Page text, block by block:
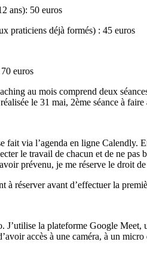
ans): 50 euros
praticiens déjà formés) : 45 euros
euros
au mois comprend deux
le 31 mai, 2ème séance à
fait via l’agenda en ligne
le travail de chacun et de ne pas
prévenu, je me réserve le droit
réserver avant d’effectuer la
J’utilise la plateforme Google
accès à une caméra, à un